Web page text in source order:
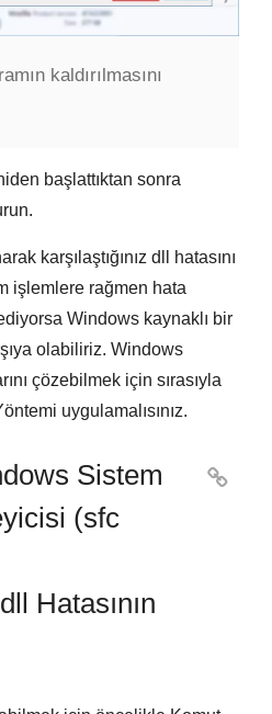
kaldırılmasını
başlattıktan sonra
karşılaştığınız dll hatasını
işlemlere rağmen hata
Windows kaynaklı bir
olabiliriz. Windows
çözebilmek için sırasıyla
uygulamalısınız.
Sistem
(sfc
Hatasının
